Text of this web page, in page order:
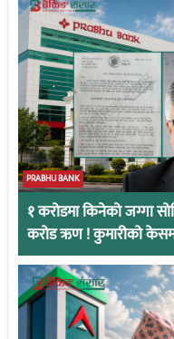
PRABHU BANK
१ करोडमा किनेको जग्गा
करोड ऋण ! कुमारीको